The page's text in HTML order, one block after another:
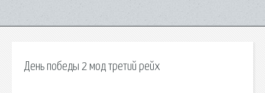
День победы 2 мод третий рейх